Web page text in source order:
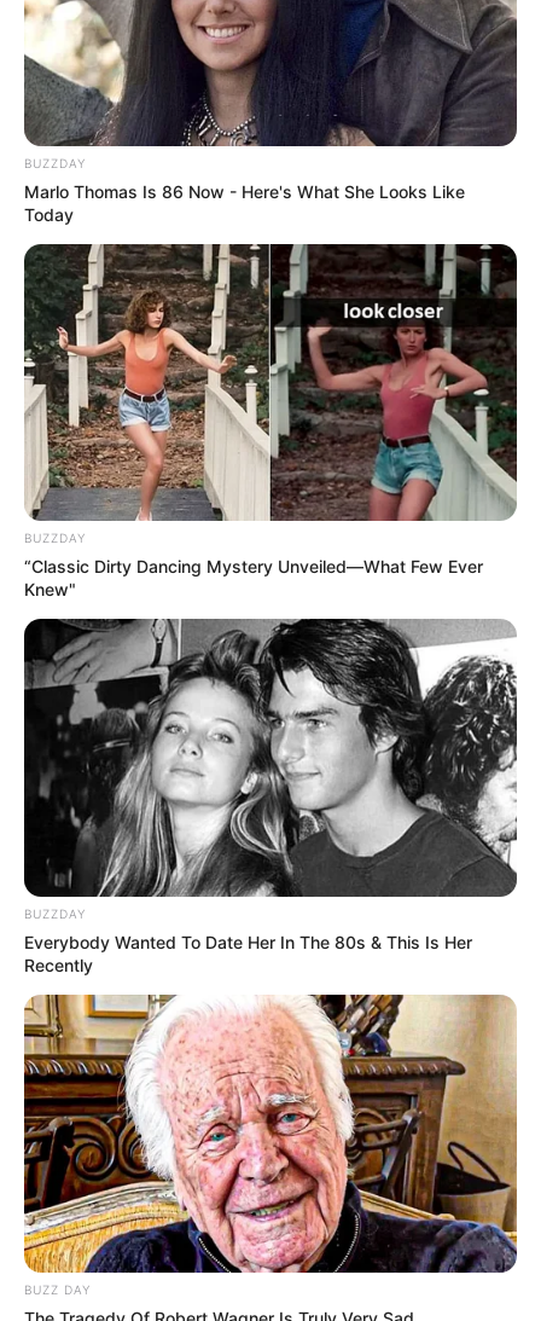
JUICE BAR ADS PUBLICIDADE PROGRAMATICA LTDA
CNPJ:33.238.832/0001-08
SOBRE NÓS EQUIPE CONTATO
BLOG